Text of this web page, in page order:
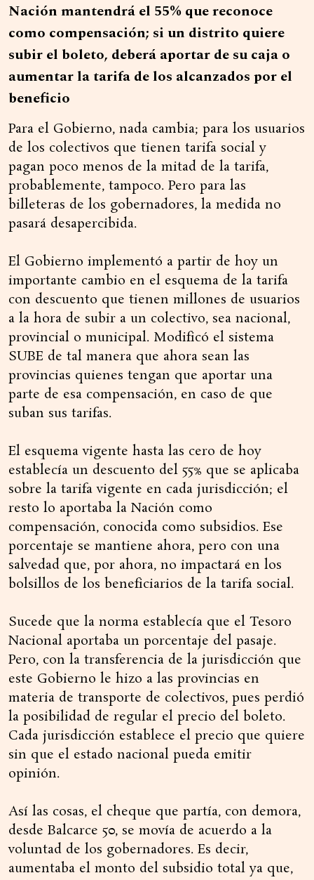
Nación mantendrá el 55% que reconoce
como compensación; si un distrito quiere
subir el boleto, deberá aportar de su caja o
aumentar la tarifa de los alcanzados por el
beneficio
Para el Gobierno, nada cambia; para los usuarios
de los colectivos que tienen tarifa social y
pagan poco menos de la mitad de la tarifa,
probablemente, tampoco. Pero para las
billeteras de los gobernadores, la medida no
pasará desapercibida.
El Gobierno implementó a partir de hoy un
importante cambio en el esquema de la tarifa
con descuento que tienen millones de usuarios
a la hora de subir a un colectivo, sea nacional,
provincial o municipal. Modificó el sistema
SUBE de tal manera que ahora sean las
provincias quienes tengan que aportar una
parte de esa compensación, en caso de que
suban sus tarifas.
El esquema vigente hasta las cero de hoy
establecía un descuento del 55% que se aplicaba
sobre la tarifa vigente en cada jurisdicción; el
resto lo aportaba la Nación como
compensación, conocida como subsidios. Ese
porcentaje se mantiene ahora, pero con una
salvedad que, por ahora, no impactará en los
bolsillos de los beneficiarios de la tarifa social.
Sucede que la norma establecía que el Tesoro
Nacional aportaba un porcentaje del pasaje.
Pero, con la transferencia de la jurisdicción que
este Gobierno le hizo a las provincias en
materia de transporte de colectivos, pues perdió
la posibilidad de regular el precio del boleto.
Cada jurisdicción establece el precio que quiere
sin que el estado nacional pueda emitir
opinión.
Así las cosas, el cheque que partía, con demora,
desde Balcarce 50, se movía de acuerdo a la
voluntad de los gobernadores. Es decir,
aumentaba el monto del subsidio total ya que,